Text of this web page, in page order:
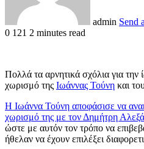
admin Send
0 121 2 minutes read
Πολλά τα αρνητικά σχόλια για την
χωρισμό της Ιωάννας Τούνη και
Η Ιωάννα Τούνη αποφάσισε να
χωρισμό της με τον Δημήτρη
ώστε με αυτόν τον τρόπο να
ήθελαν να έχουν επιλέξει